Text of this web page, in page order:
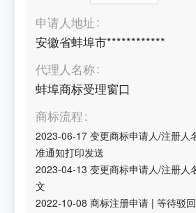
申请人地址
安徽省蚌埠市************
代理人名称
蚌埠商标受理窗口
商标流程
2023-06-17 变更商标申请人/注册人
准通知打印发送
2023-04-13 变更商标申请人/注册人
文
2022-10-08 商标注册申请 |等待驳